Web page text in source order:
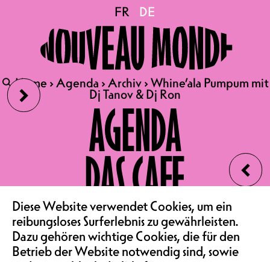
›
‹
FR DE
🔍Home›Agenda ›Archiv›Whine’ala Pumpum mit
Dj Tanov & Dj Ron
AGENDA
DAS CAFE
VEREIN & COMMUNITY
FR DE
🔍Home›Agenda ›Archiv›Whine’ala Pumpum mit
Dj Tanov & Dj Ron
Whine’ala Pumpum mit Dj
Tanov & Dj Ron
07.03.2025
THE EMPIRE UND LOA!
PRÄSENTIEREN : WHINE’ALA
PUMPUM
MIT DJ TANOV & DJ RON
DANSE & PARTY | AFROBEATS
& AMAPIANO
MEMBER 7.-, NORMALPREIS
Diese Website verwendet Cookies, um ein
reibungsloses Surferlebnis zu gewährleisten.
Dazu gehören wichtige Cookies, die für den
Betrieb der Website notwendig sind, sowie